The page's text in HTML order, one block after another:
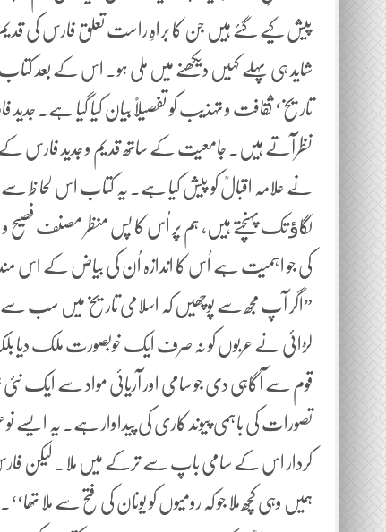
پیش کیے گئے ہیں جن کا براہِ راست تعلق فارس کی
شاید ہی پہلے کہیں دیکھنے میں ملی ہو۔ اس کے بعد
تاریخ‘ ثقافت و تہذیب کو تفصیلاً بیان کیا گیا
نظرآتے ہیں۔ جامعیت کے ساتھ قدیم و جدید فارس کے
نے علامہ اقبالؒ کو پیش کیا ہے۔ یہ کتاب اس لحا ظ
لگاﺅ تک پہنچتے ہیں، ہم پر اُس کا پس منظر مصنف فصیح
کی جو اہمیت ہے اُس کا اندازہ اُن کی بیاض کے اس
”اگر آپ مجھ سے پوچھیں کہ اسلامی تاریخ میں سب سے
لڑائی نے عربوں کو نہ صرف ایک خوبصورت ملک دیا بلکہ
قوم سے آگاہی دی جو سامی اور آریائی مواد سے ایک
تصورات کی باہمی پیوند کاری کی پیداوار ہے۔ یہ ایسے
کردار اس کے سامی باپ سے ترکے میں ملا۔ لیکن
ہمیں وہی کچھ ملا جو کہ رومیوں کو یونان کی فتح سے ملا تھا‘‘۔